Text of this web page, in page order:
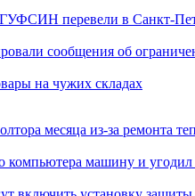
ГУФСИН перевели в Санкт-
сообщения об
на чужих складах
месяца из-за ремонта
компьютера машину и